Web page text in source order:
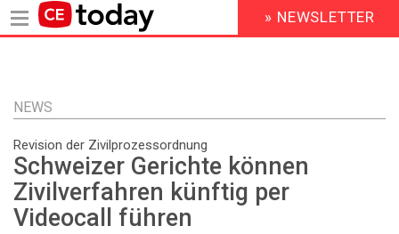
Inhalt
HEADER
MENU
» NEWSLETTER
NEWS
Revision der Zivilprozessordnung
Schweizer Gerichte können
Zivilverfahren künftig per
Videocall führen